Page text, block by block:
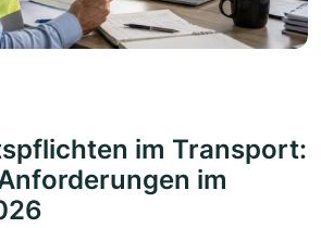
im Transport:
im